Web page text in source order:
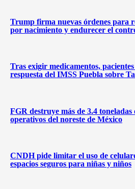
Trump firma nuevas órdenes para
por nacimiento y endurecer el
Tras exigir medicamentos,
respuesta del IMSS Puebla sobre
FGR destruye más de 3.4 toneladas
operativos del noreste de México
CNDH pide limitar el uso de
espacios seguros para niñas y niños